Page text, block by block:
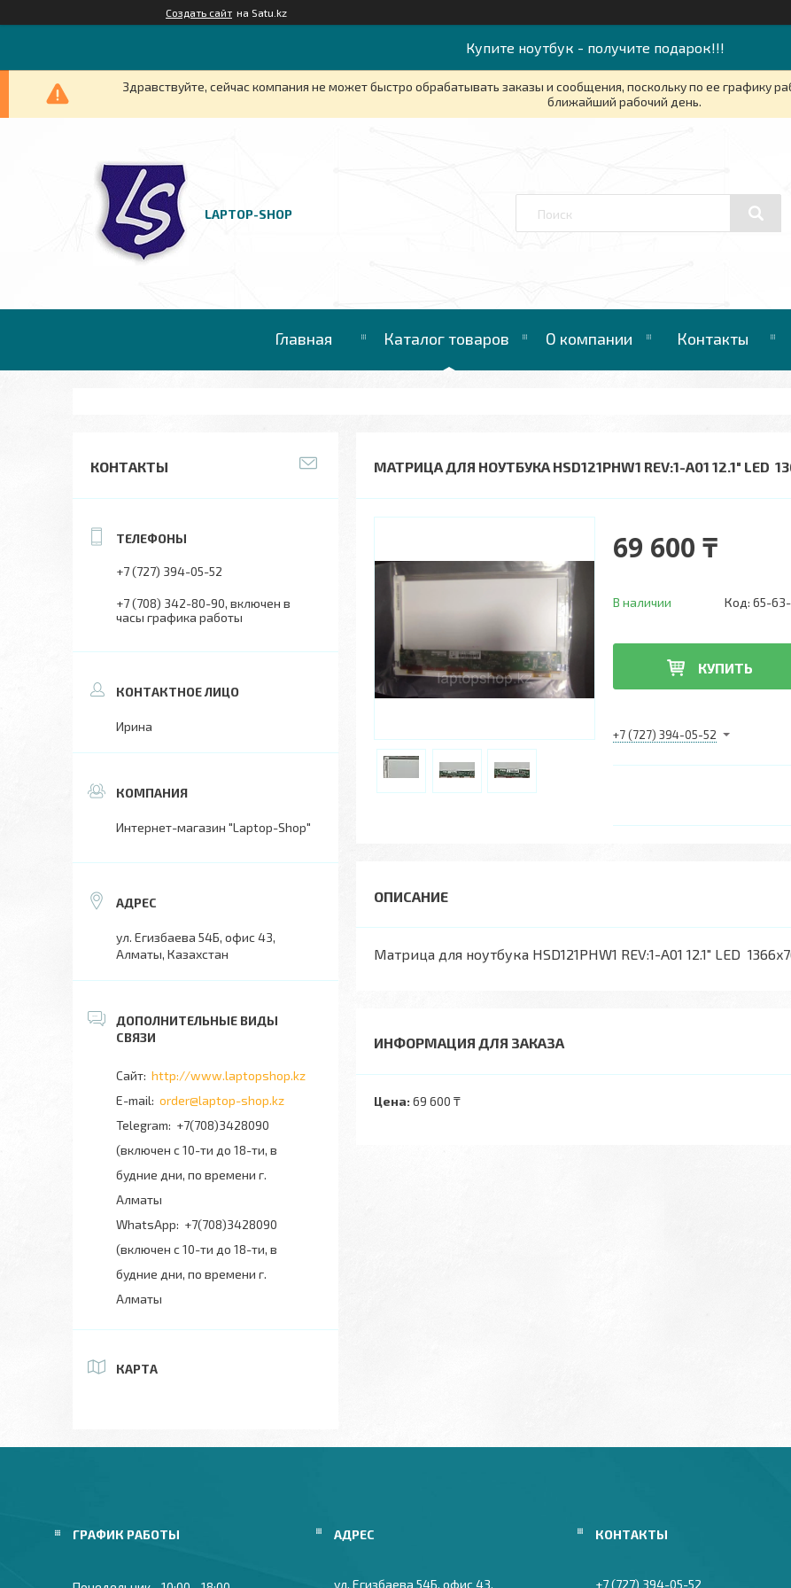
Создать сайт на Satu.kz
Купите ноутбук - получите подарок!!!
Здравствуйте, сейчас компания не может быстро обрабатывать заказы и сообщения, поскольку по ее графику
ближайший рабочий день.
LAPTOP-SHOP
Главная Каталог товаров О компании Контакты
МАТРИЦА ДЛЯ НОУТБУКА HSD121PHW1 REV:1-A01 12.1" LED
69 600 ₸
В наличии Код: 65-
КУПИТЬ
+7 (727) 394-05-52
Матрица для ноутбука HSD121PHW1 REV:1-A01 12.1" LED
ИНФОРМАЦИЯ ДЛЯ ЗАКАЗА
Цена: 69 600 ₸
КОНТАКТЫ
+7 (727) 394-05-52
+7 (708) 342-80-90 включен в
часы графика работы
Ирина
Интернет-магазин "Laptop-Shop"
ул. Егизбаева 54Б, офис 43,
Алматы, Казахстан
http://www.laptopshop.kz
order@laptop-shop.kz
+7(708)3428090
(включен с 10-ти до 18-ти, в
будние дни, по времени г.
Алматы
+7(708)3428090
(включен с 10-ти до 18-ти, в
будние дни, по времени г.
Алматы
КАРТА
ГРАФИК РАБОТЫ
ул. Егизбаева 54Б, офис 43, +7 (727) 394-05-52